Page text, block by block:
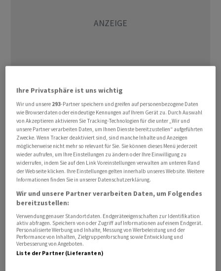
Damit hat derEuroseine leichten Avancen aus dem
frühen Handel wieder umgekehrt. So tritt das
Euro/Franken-Paar bei Kursen von 0,9185 weiter mehr
oder weniger an Ort. Das Dollar-Franken-Paar steht bei
0,7969 etwas höher als am frühen Morgen (0,7957). Der
Euro hat zum US-Dollar das zunächst gewonnene
Terrain wieder eingebüsst und kostet derzeit 1,1526
nach 1,1539 im frühen Handel.
Am Devisenmarkt fällt die Reaktion auf die
Verlängerung eines Ultimatums an den Iran durch US-
Präsident Donald Trump eher verhalten aus. Nach
Ihre Privatsphäre ist uns wichtig
Wir und unsere 293-Partner speichern und greifen auf personenbezogene Daten
wie Browserdaten oder eindeutige Kennungen auf Ihrem Gerät zu. Durch Auswahl
von Akzeptieren aktivieren Sie Tracking-Technologien für die unter „Wir und
unsere Partner verarbeiten Daten, um Ihnen Dienste bereitzustellen“ aufgeführten
Zwecke. Wenn Tracker deaktiviert sind, sind manche Inhalte und Anzeigen
möglicherweise nicht mehr so relevant für Sie. Sie können dieses Menü jederzeit
wieder aufrufen, um Ihre Einstellungen zu ändern oder Ihre Einwilligung zu
widerrufen, indem Sie auf den Link Voreinstellungen verwalten am unteren Rand
der Webseite klicken. Ihre Einstellungen gelten innerhalb unseres Website. Weitere
Informationen finden Sie in unserer Datenschutzerklärung.
Wir und unsere Partner verarbeiten Daten, um Folgendes
bereitzustellen:
Verwendung genauer Standortdaten. Endgeräteeigenschaften zur Identifikation
aktiv abfragen. Speichern von oder Zugriff auf Informationen auf einem Endgerät.
Personalisierte Werbung und Inhalte, Messung von Werbeleistung und der
Performance von Inhalten, Zielgruppenforschung sowie Entwicklung und
Verbesserung von Angeboten.
Liste der Partner (Lieferanten)